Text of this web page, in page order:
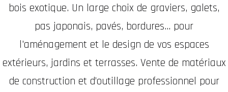
bois exotique. Un large choix de graviers, galets,
pas japonais, pavés, bordures... pour
l'aménagement et le design de vos espaces
extérieurs, jardins et terrasses. Vente de matériaux
de construction et d’outillage professionnel pour